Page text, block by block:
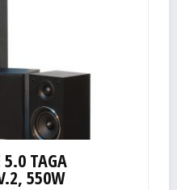
5.0 TAGA
550W